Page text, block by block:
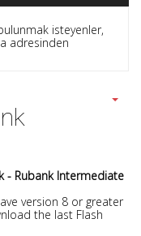
isteyenler,
adresinden
- Rubank Intermediate
version 8 or greater
the last Flash